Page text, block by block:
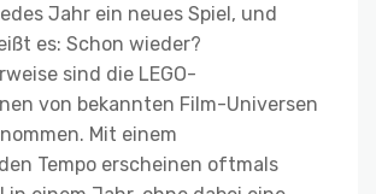
Jahr ein neues Spiel, und
es: Schon wieder?
sind die LEGO-
von bekannten Film-Universen
Mit einem
Tempo erscheinen oftmals